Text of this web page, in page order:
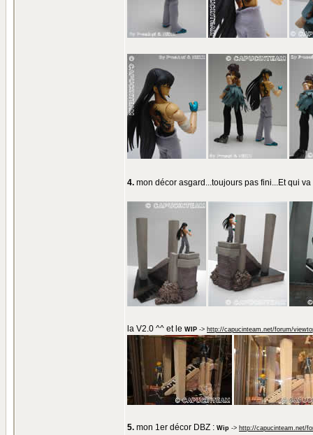
4. mon décor asgard...toujours pas fini...Et qui
la V2.0 ^^ et le WIP -> http://capucinteam.net/forum/
5. mon 1er décor DBZ : Wip -> http://capucinteam.net/